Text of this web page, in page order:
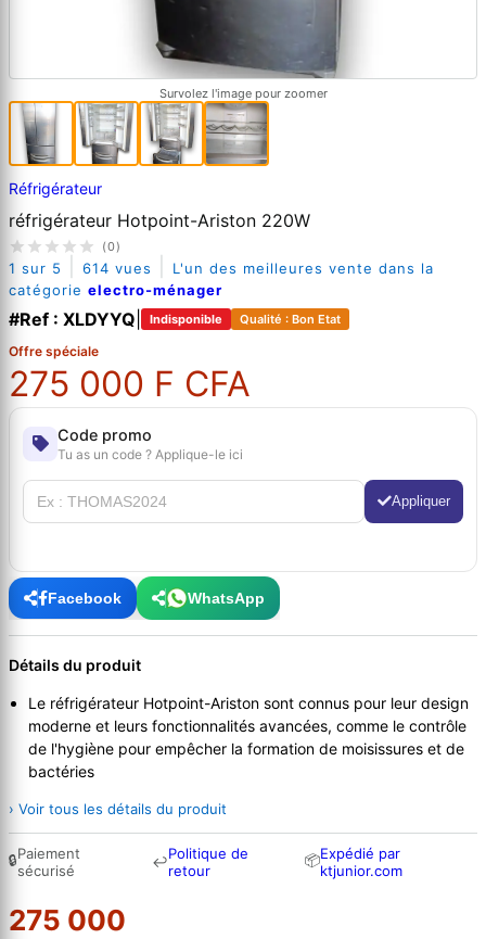
Survolez l'image pour zoomer
Réfrigérateur
réfrigérateur Hotpoint-Ariston 220W
(0)
1 sur 5 614 vues
L'un des meilleures vente dans la
catégorie electro-ménager
#Ref : XLDYYQ Indisponible Qualité : Bon Etat
Offre spéciale
275 000 F CFA
Code promo
Tu as un code ? Applique-le ici
Appliquer
Facebook WhatsApp
Détails du produit
Le réfrigérateur Hotpoint-Ariston sont connus pour leur design
moderne et leurs fonctionnalités avancées, comme le contrôle
de l'hygiène pour empêcher la formation de moisissures et de
bactéries
› Voir tous les détails du produit
🔒Paiement
sécurisé
↩Politique de
retour
📦Expédié par
ktjunior.com
275 000